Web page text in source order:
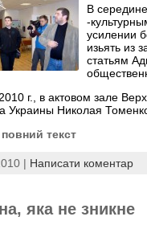
В
-
усилении
изьять из
статьям
г., в актовом зале
Украины Николая
текст
| Написати коментар
яка не зникне